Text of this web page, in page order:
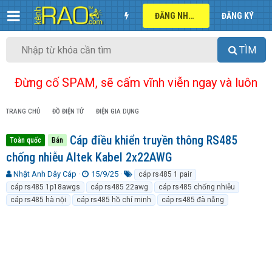
ĐĂNG NHẬP ĐĂNG KÝ
TÌM
Đừng cố SPAM, sẽ cấm vĩnh viễn ngay và luôn
TRANG CHỦ ĐỒ ĐIỆN TỬ ĐIỆN GIA DỤNG
Toàn quốc Bán
Cáp điều khiển truyền thông RS485
chống nhiễu Altek Kabel 2x22AWG
T
h
r
e
Nhật Anh Dây Cáp
N
g
à
y
15/9/25
ừ
k
h
cáp rs485 1 pair
cáp rs485 1p18awgs
cáp rs485 22awg
cáp rs485 chống nhiễu
cáp rs485 hà nội
cáp rs485 hồ chí minh cáp rs485 đà nẵng